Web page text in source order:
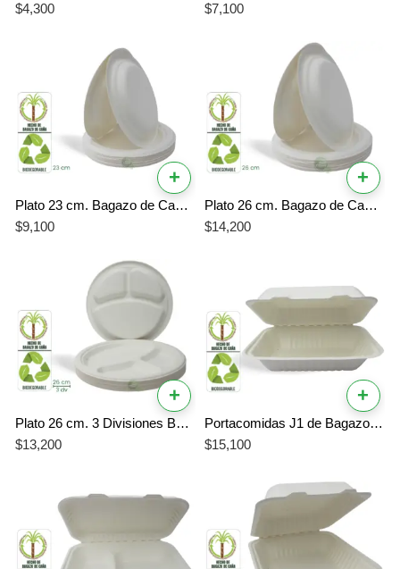
$4,300 $7,100
+
Plato 23 cm. Bagazo de Caña Biodegradable x 20 Unidades
$9,100
+
Plato 26 cm. Bagazo de Caña Biodegradable x 20 Unidades
$14,200
+
Plato 26 cm. 3 Divisiones Bagazo de Caña Biodegradable x 20 Unidades
$13,200
+
Portacomidas J1 de Bagazo de Caña 900 ml 20 Unidades Biodegradable Compostable
$15,100